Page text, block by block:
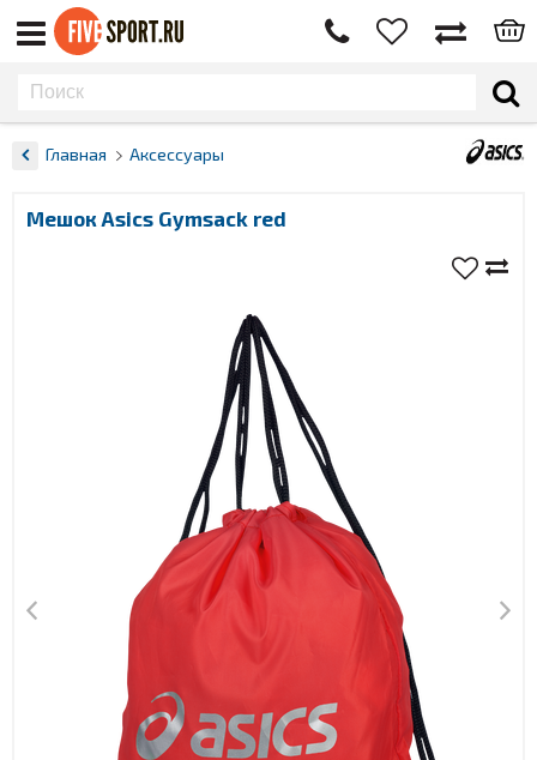
Главная Аксессуары
Мешок Asics Gymsack red